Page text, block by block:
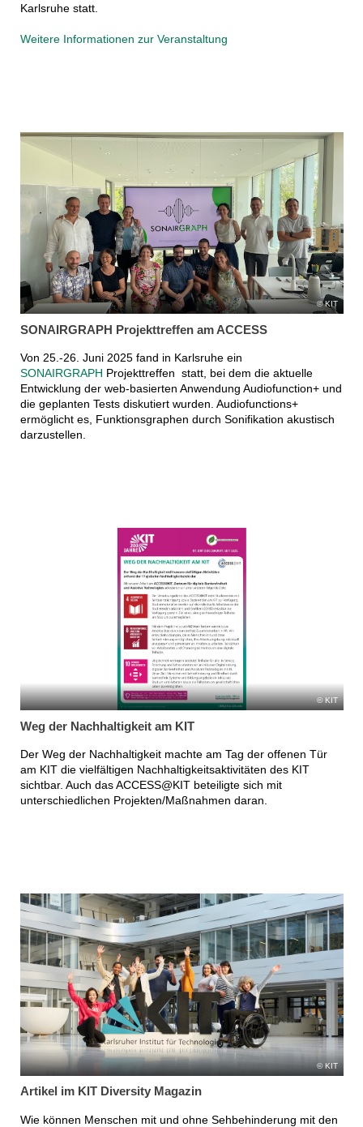
Karlsruhe statt.
Weitere Informationen zur Veranstaltung
KIT
SONAIRGRAPH Projekttreffen am ACCESS
Von 25.-26. Juni 2025 fand in Karlsruhe ein
SONAIRGRAPH Projekttreffen statt, bei dem die aktuelle
Entwicklung der web-basierten Anwendung Audiofunction+ und
die geplanten Tests diskutiert wurden. Audiofunctions+
ermöglicht es, Funktionsgraphen durch Sonifikation akustisch
darzustellen.
KIT
Weg der Nachhaltigkeit am KIT
Der Weg der Nachhaltigkeit machte am Tag der offenen Tür
am KIT die vielfältigen Nachhaltigkeitsaktivitäten des KIT
sichtbar. Auch das ACCESS@KIT beteiligte sich mit
unterschiedlichen Projekten/Maßnahmen daran.
KIT
Artikel im KIT Diversity Magazin
Wie können Menschen mit und ohne Sehbehinderung mit den